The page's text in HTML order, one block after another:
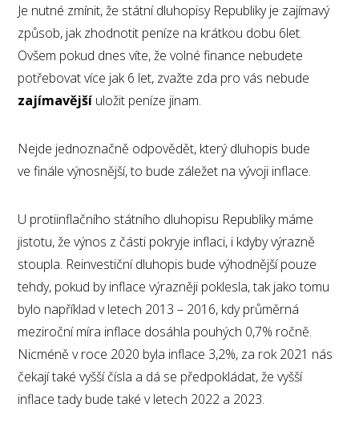
Je nutné zmínit, že státní dluhopisy Republiky je zajímavý
způsob, jak zhodnotit peníze na krátkou dobu 6let.
Ovšem pokud dnes víte, že volné finance nebudete
potřebovat více jak 6 let, zvažte zda pro vás nebude
zajímavější uložit peníze jinam.
Nejde jednoznačně odpovědět, který dluhopis bude
ve finále výnosnější, to bude záležet na vývoji inflace.
U protiinflačního státního dluhopisu Republiky máme
jistotu, že výnos z části pokryje inflaci, i kdyby výrazně
stoupla. Reinvestiční dluhopis bude výhodnější pouze
tehdy, pokud by inflace výrazněji poklesla, tak jako tomu
bylo například v letech 2013 – 2016, kdy průměrná
meziroční míra inflace dosáhla pouhých 0,7% ročně.
Nicméně v roce 2020 byla inflace 3,2%, za rok 2021 nás
čekají také vyšší čísla a dá se předpokládat, že vyšší
inflace tady bude také v letech 2022 a 2023.